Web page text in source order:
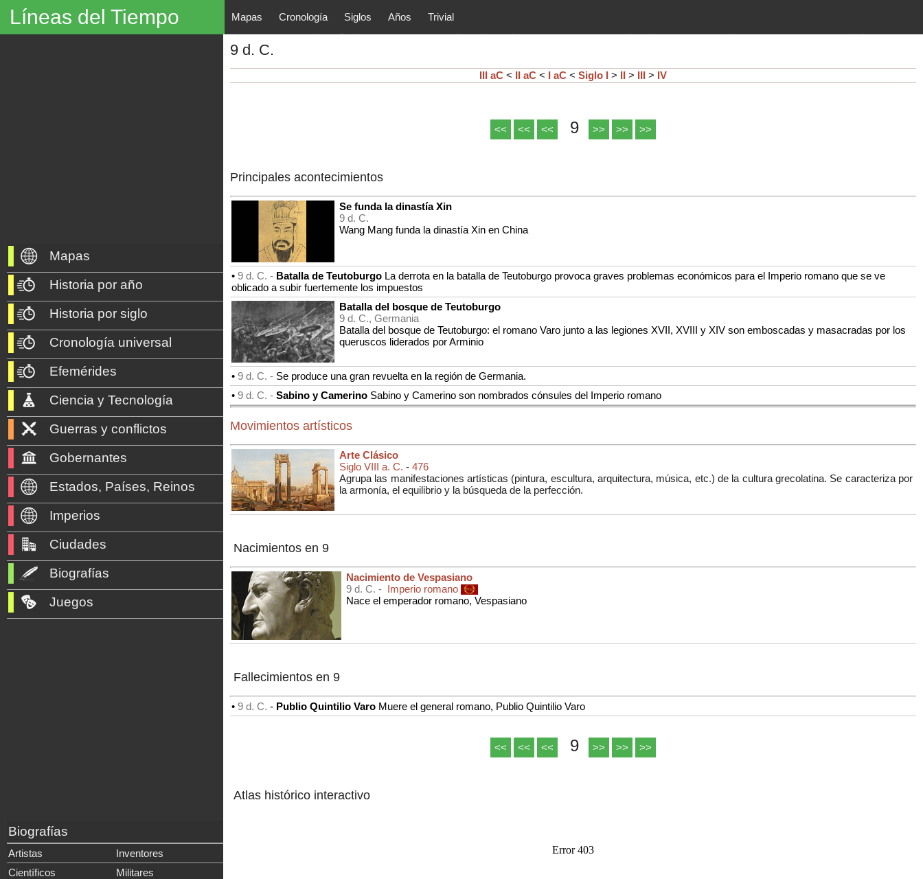
Líneas del Tiempo
Líneas del Tiempo, Mapas Históricos y principales acontecimientos (guerras, gobiernos,
descubrimientos, exploraciones, política, arte, cultura, etc.) de la historia de la humanidad desde el
año 3000 a. C. hasta nuestros días.
Mapas Cronología Siglos Años Trivial
9 d. C.
III aC < II aC < I aC < Siglo I > II > III > IV
<< << << 9 >> >> >>
Principales acontecimientos
Se funda la dinastía Xin
9 d. C.
Wang Mang funda la dinastía Xin en China
• 9 d. C. - Batalla de Teutoburgo La derrota en la batalla de Teutoburgo provoca graves problemas económicos para el Imperio romano que se ve
oblicado a subir fuertemente los impuestos
Batalla del bosque de Teutoburgo
9 d. C., Germania
Batalla del bosque de Teutoburgo: el romano Varo junto a las legiones XVII, XVIII y XIV son emboscadas y masacradas por los
queruscos liderados por Arminio
• 9 d. C. - Se produce una gran revuelta en la región de Germania.
• 9 d. C. - Sabino y Camerino Sabino y Camerino son nombrados cónsules del Imperio romano
Movimientos artísticos
Arte Clásico
Siglo VIII a. C. - 476
Agrupa las manifestaciones artísticas (pintura, escultura, arquitectura, música, etc.) de la cultura grecolatina. Se caracteriza por
la armonía, el equilibrio y la búsqueda de la perfección.
Nacimientos en 9
Nacimiento de Vespasiano
9 d. C. - Imperio romano
Nace el emperador romano, Vespasiano
Fallecimientos en 9
• 9 d. C. - Publio Quintilio Varo Muere el general romano, Publio Quintilio Varo
<< << << 9 >> >> >>
Atlas histórico interactivo
Mapas
Historia por año
Historia por siglo
Cronología universal
Efemérides
Ciencia y Tecnología
Guerras y conflictos
Gobernantes
Estados, Países, Reinos
Imperios
Ciudades
Biografías
Juegos
Biografías
Artistas
Inventores
Científicos
Militares